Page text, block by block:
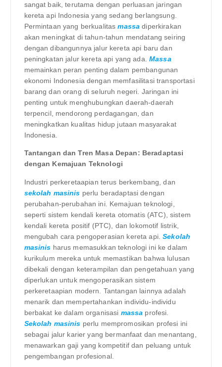
sangat baik, terutama dengan perluasan jaringan
kereta api Indonesia yang sedang berlangsung.
Permintaan yang berkualitasmassa diperkirakan
akan meningkat di tahun-tahun mendatang seiring
dengan dibangunnya jalur kereta api baru dan
peningkatan jalur kereta api yang ada. Massa
memainkan peran penting dalam pembangunan
ekonomi Indonesia dengan memfasilitasi transportasi
barang dan orang di seluruh negeri. Jaringan ini
penting untuk menghubungkan daerah-daerah
terpencil, mendorong perdagangan, dan
meningkatkan kualitas hidup jutaan masyarakat
Indonesia.
Tantangan dan Tren Masa Depan: Beradaptasi
dengan Kemajuan Teknologi
Industri perkeretaapian terus berkembang, dan
sekolah masinis perlu beradaptasi dengan
perubahan-perubahan ini. Kemajuan teknologi,
seperti sistem kendali kereta otomatis (ATC), sistem
kendali kereta positif (PTC), dan lokomotif listrik,
mengubah cara pengoperasian kereta api.Sekolah
masinis harus memasukkan teknologi ini ke dalam
kurikulum mereka untuk memastikan bahwa lulusan
dibekali dengan keterampilan dan pengetahuan yang
diperlukan untuk mengoperasikan sistem
perkeretaapian modern. Tantangan lainnya adalah
menarik dan mempertahankan individu-individu
berbakat ke dalam organisasi massa profesi.
Sekolah masinis perlu mempromosikan profesi ini
sebagai jalur karier yang bermanfaat dan menantang,
menawarkan gaji yang kompetitif dan peluang untuk
pengembangan profesional.